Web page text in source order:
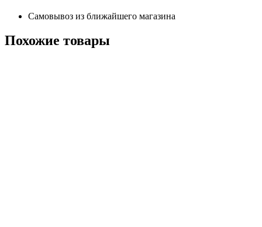
Самовывоз из ближайшего магазина
Похожие товары